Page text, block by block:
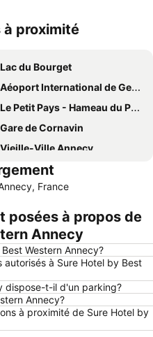
proximité
Lac du Bourget
Aéoport International de Genève
Le Petit Pays - Hameau du Père Noël
Gare de Cornavin
Vieille-Ville Annecy
L'Arcadium
La Clusaz
Marathon du Lac d'Annecy
Casino de l'Impérial
Parc Naturel Régional du Massif des Bauges
Marché de la Vieille-Ville
Le Théâtre - Casino Grand Cercle
Le Semnoz
La Plage d'Annecy
France
posées à propos de
Annecy
Western Annecy?
à Sure Hotel by Best
dispose-t-il d'un parking?
Annecy?
à proximité de Sure Hotel by